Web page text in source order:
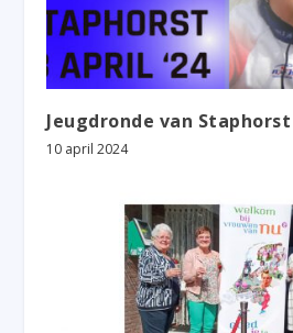
Jeugdronde van Staphorst
10 april 2024